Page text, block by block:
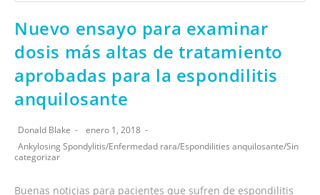
Nuevo ensayo para examinar
dosis más altas de tratamiento
aprobadas para la espondilitis
anquilosante
Donald Blake
enero 1, 2018
Ankylosing Spondylitis/Enfermedad rara/Espondilities anquilosante/Sin
categorizar
Buenas noticias para pacientes que sufren de espondilitis